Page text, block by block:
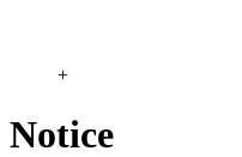
+
Notice